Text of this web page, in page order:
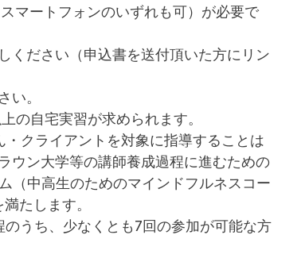
ください（申込書を送付頂いた方にリン
い。
の自宅実習が求められます。
クライアントを対象に指導することは
ウン大学等の講師養成過程に進むための
（中高生のためのマインドフルネスコー
たします。
うち、少なくとも7回の参加が可能な方